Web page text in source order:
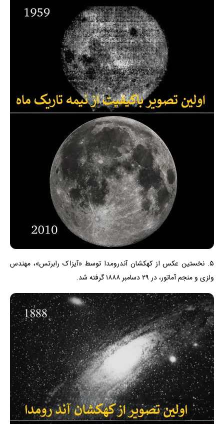
۵. نخستین عکس از کهکشان آندرومدا توسط «آیزاک رابرتس»، مهندس
ولزی و منجم آماتور، در ۲۹ دسامبر ۱۸۸۸ گرفته شد.